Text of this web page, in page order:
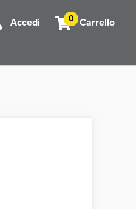
Carrello
0
Accedi